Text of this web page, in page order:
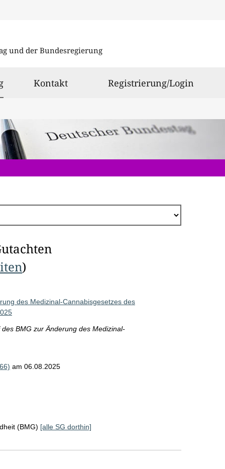
und der Bundesregierung
ausgewählt
Kontakt Registrierung/Login
)
des Medizinal-Cannabisgesetzes des
BMG zur Änderung des Medizinal-
am 06.08.2025
(BMG) [alle SG dorthin]